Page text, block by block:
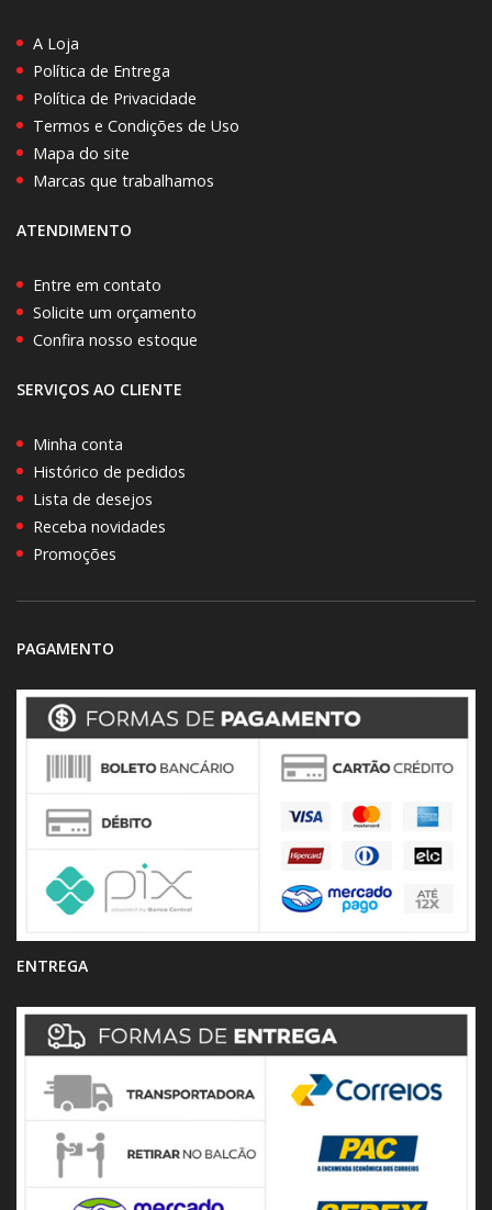
A Loja
Política de Entrega
Política de Privacidade
Termos e Condições de Uso
Mapa do site
Marcas que trabalhamos
ATENDIMENTO
Entre em contato
Solicite um orçamento
Confira nosso estoque
SERVIÇOS AO CLIENTE
Minha conta
Histórico de pedidos
Lista de desejos
Receba novidades
Promoções
PAGAMENTO
ENTREGA